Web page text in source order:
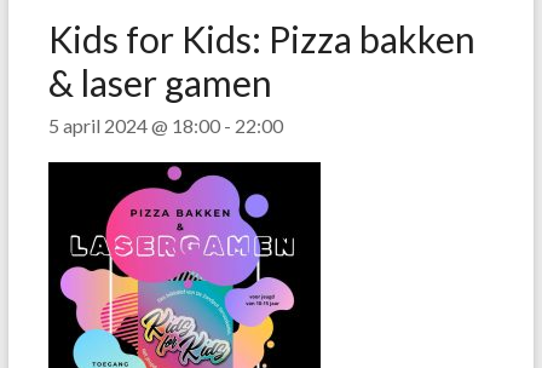
Kids for Kids: Pizza bakken
& laser gamen
5 april 2024 @ 18:00- 22:00